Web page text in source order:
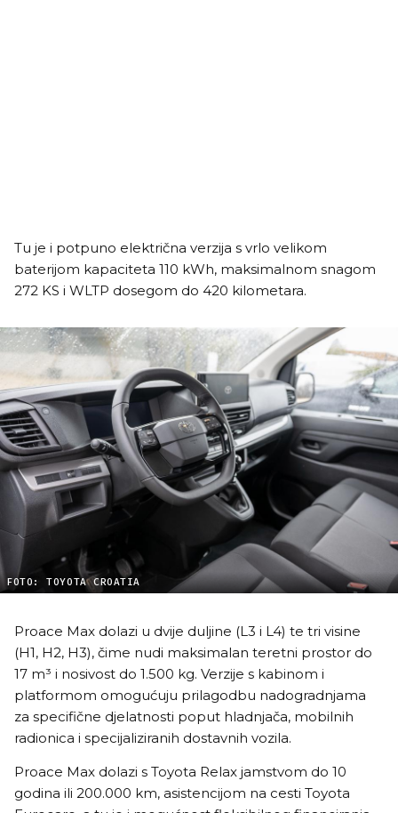
Tu je i potpuno električna verzija s vrlo velikom
baterijom kapaciteta 110 kWh, maksimalnom snagom
272 KS i WLTP dosegom do 420 kilometara.
FOTO: TOYOTA CROATIA
Proace Max dolazi u dvije duljine (L3 i L4) te tri visine
(H1, H2, H3), čime nudi maksimalan teretni prostor do
17 m³ i nosivost do 1.500 kg. Verzije s kabinom i
platformom omogućuju prilagodbu nadogradnjama
za specifične djelatnosti poput hladnjača, mobilnih
radionica i specijaliziranih dostavnih vozila.
Proace Max dolazi s Toyota Relax jamstvom do 10
godina ili 200.000 km, asistencijom na cesti Toyota